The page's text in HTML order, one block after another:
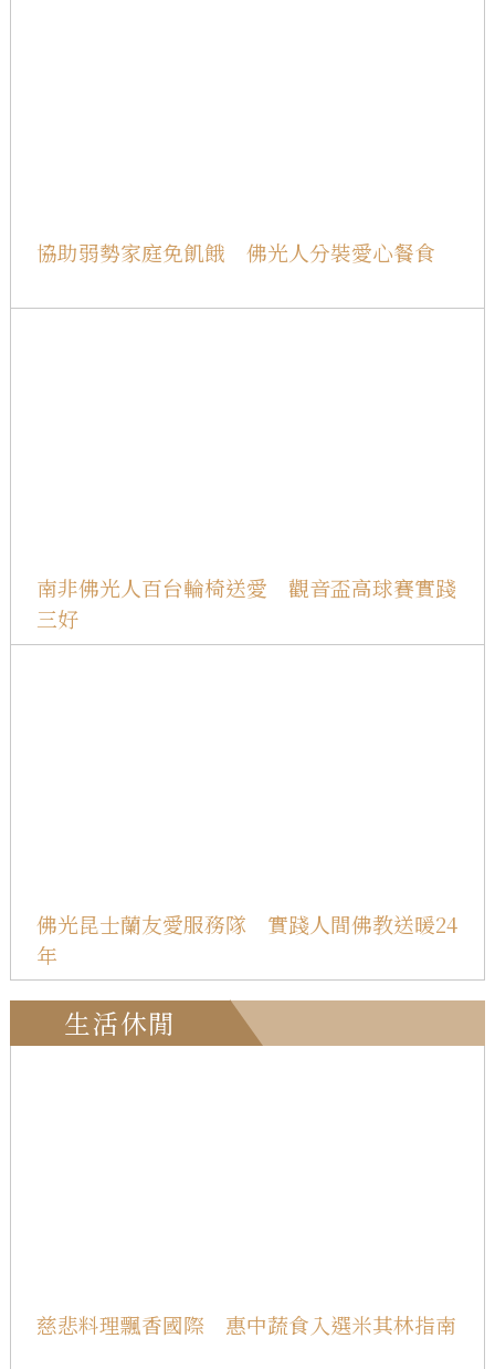
協助弱勢家庭免飢餓 佛光人分裝愛心餐食
南非佛光人百台輪椅送愛 觀音盃高球賽實踐
三好
佛光昆士蘭友愛服務隊 實踐人間佛教送暖24
年
生活休閒
慈悲料理飄香國際 惠中蔬食入選米其林指南